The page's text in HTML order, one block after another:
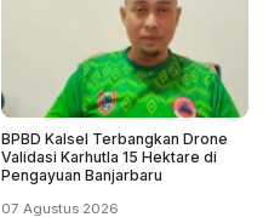
BPBD Kalsel Terbangkan Drone
Validasi Karhutla 15 Hektare di
Pengayuan Banjarbaru
07 Agustus 2026